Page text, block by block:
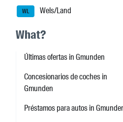
WL Wels/Land
What?
Últimas ofertas in Gmunden
Concesionarios de coches in
Gmunden
Préstamos para autos in